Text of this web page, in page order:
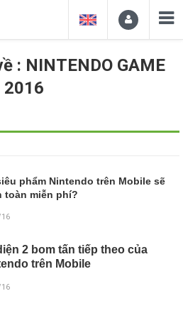
: NINTENDO GAME
2016
phẩm Nintendo trên Mobile sẽ
toàn miễn phí?
2 bom tấn tiếp theo của
trên Mobile